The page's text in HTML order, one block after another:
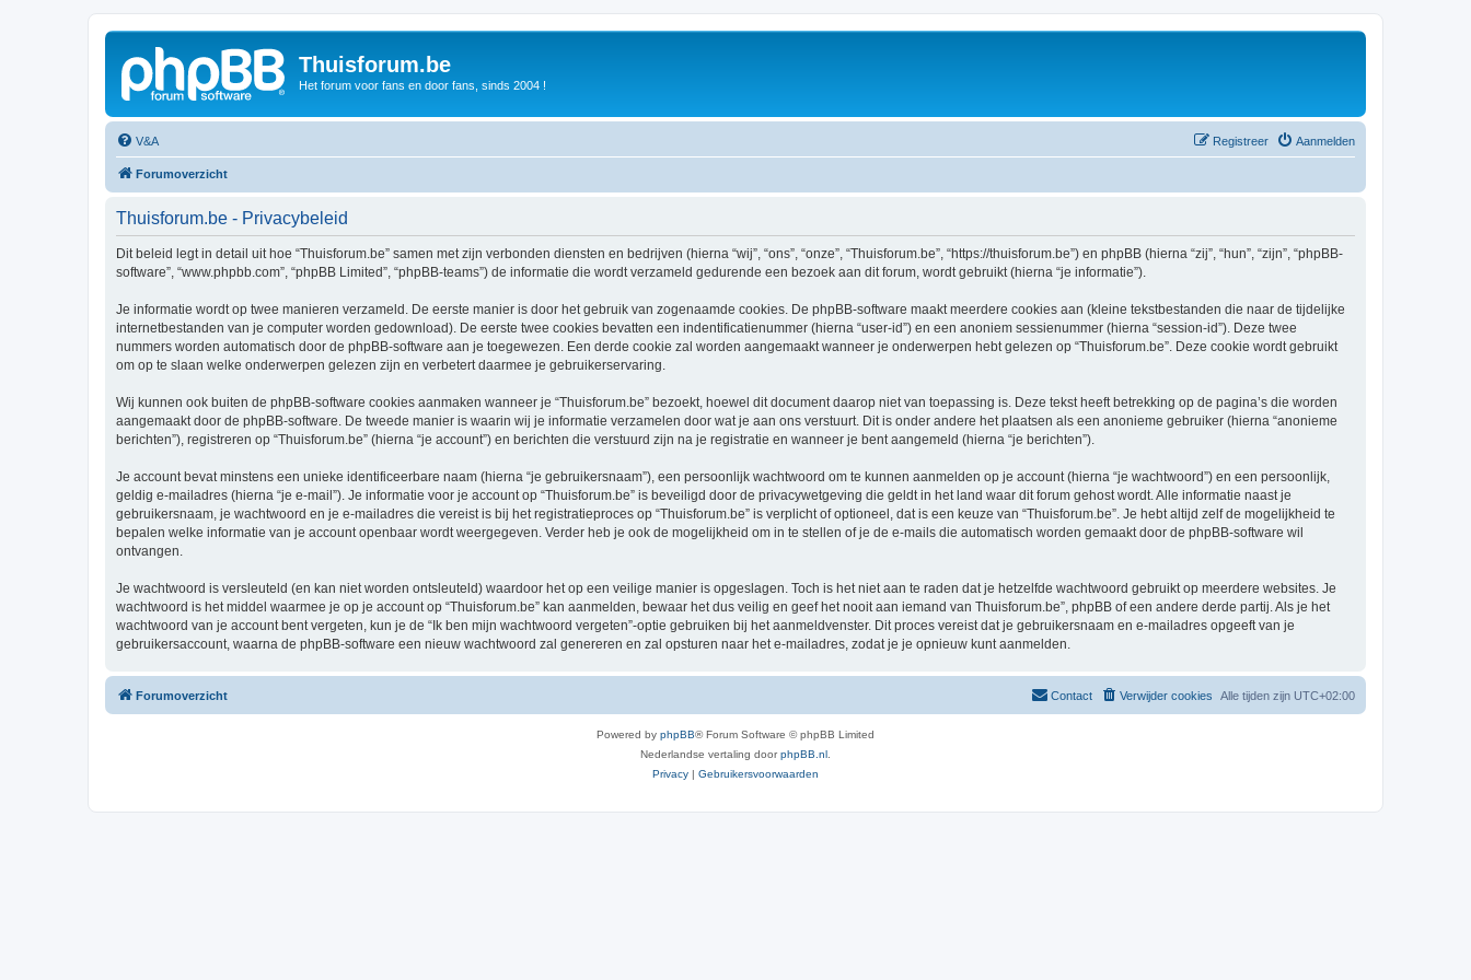
Thuisforum.be
Het forum voor fans en door fans, sinds 2004 !
V&A Aanmelden
Registreer
Forumoverzicht
Thuisforum.be - Privacybeleid
Dit beleid legt in detail uit hoe “Thuisforum.be” samen met zijn verbonden diensten en bedrijven (hierna “wij”, “ons”, “onze”, “Thuisforum.be”, “https://thuisforum.be”) en phpBB (hierna “zij”, “hun”, “zijn”, “phpBB-
software”, “www.phpbb.com”, “phpBB Limited”, “phpBB-teams”) de informatie die wordt verzameld gedurende een bezoek aan dit forum, wordt gebruikt (hierna “je informatie”).
Je informatie wordt op twee manieren verzameld. De eerste manier is door het gebruik van zogenaamde cookies. De phpBB-software maakt meerdere cookies aan (kleine tekstbestanden die naar de tijdelijke
internetbestanden van je computer worden gedownload). De eerste twee cookies bevatten een indentificatienummer (hierna “user-id”) en een anoniem sessienummer (hierna “session-id”). Deze twee
nummers worden automatisch door de phpBB-software aan je toegewezen. Een derde cookie zal worden aangemaakt wanneer je onderwerpen hebt gelezen op “Thuisforum.be”. Deze cookie wordt gebruikt
om op te slaan welke onderwerpen gelezen zijn en verbetert daarmee je gebruikerservaring.
Wij kunnen ook buiten de phpBB-software cookies aanmaken wanneer je “Thuisforum.be” bezoekt, hoewel dit document daarop niet van toepassing is. Deze tekst heeft betrekking op de pagina’s die worden
aangemaakt door de phpBB-software. De tweede manier is waarin wij je informatie verzamelen door wat je aan ons verstuurt. Dit is onder andere het plaatsen als een anonieme gebruiker (hierna “anonieme
berichten”), registreren op “Thuisforum.be” (hierna “je account”) en berichten die verstuurd zijn na je registratie en wanneer je bent aangemeld (hierna “je berichten”).
Je account bevat minstens een unieke identificeerbare naam (hierna “je gebruikersnaam”), een persoonlijk wachtwoord om te kunnen aanmelden op je account (hierna “je wachtwoord”) en een persoonlijk,
geldig e-mailadres (hierna “je e-mail”). Je informatie voor je account op “Thuisforum.be” is beveiligd door de privacywetgeving die geldt in het land waar dit forum gehost wordt. Alle informatie naast je
gebruikersnaam, je wachtwoord en je e-mailadres die vereist is bij het registratieproces op “Thuisforum.be” is verplicht of optioneel, dat is een keuze van “Thuisforum.be”. Je hebt altijd zelf de mogelijkheid te
bepalen welke informatie van je account openbaar wordt weergegeven. Verder heb je ook de mogelijkheid om in te stellen of je de e-mails die automatisch worden gemaakt door de phpBB-software wil
ontvangen.
Je wachtwoord is versleuteld (en kan niet worden ontsleuteld) waardoor het op een veilige manier is opgeslagen. Toch is het niet aan te raden dat je hetzelfde wachtwoord gebruikt op meerdere websites. Je
wachtwoord is het middel waarmee je op je account op “Thuisforum.be” kan aanmelden, bewaar het dus veilig en geef het nooit aan iemand van Thuisforum.be”, phpBB of een andere derde partij. Als je het
wachtwoord van je account bent vergeten, kun je de “Ik ben mijn wachtwoord vergeten”-optie gebruiken bij het aanmeldvenster. Dit proces vereist dat je gebruikersnaam en e-mailadres opgeeft van je
gebruikersaccount, waarna de phpBB-software een nieuw wachtwoord zal genereren en zal opsturen naar het e-mailadres, zodat je je opnieuw kunt aanmelden.
Forumoverzicht Alle tijden zijn UTC+02:00
Verwijder cookies
Contact
Powered by phpBB® Forum Software © phpBB Limited
Nederlandse vertaling doorphpBB.nl
Privacy | Gebruikersvoorwaarden